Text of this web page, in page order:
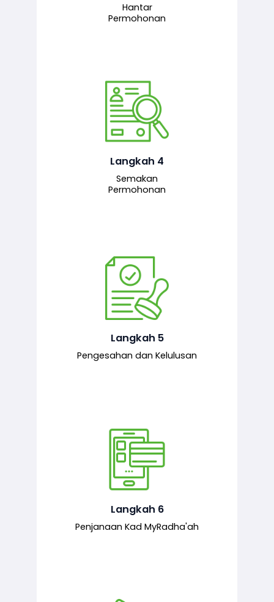
Hantar
Permohonan
Langkah 4
Semakan
Permohonan
Pegawai penyemak menyemak
maklumat yang dikemukakan. Jika
semua maklumat adalah lengkap dan
kepada pegawai pelulus untuk
tindakan seterusnya.
Langkah 5
Pengesahan dan Kelulusan
Pegawai pelulus menilai permohonan
dan memberi pengesahan serta
kelulusan akhir sekiranya semuanya
mematuhi syarat ditetapkan.
Langkah 6
Penjanaan Kad MyRadha'ah
Setelah permohonan diluluskan, kad
MyRadha’ah akan dijana.